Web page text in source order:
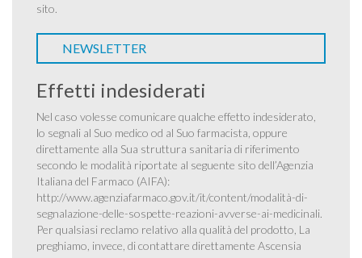
sito.
NEWSLETTER
Effetti indesiderati
Nel caso volesse comunicare qualche effetto indesiderato,
lo segnali al Suo medico od al Suo farmacista, oppure
direttamente alla Sua struttura sanitaria di riferimento
secondo le modalità riportate al seguente sito dell’Agenzia
Italiana del Farmaco (AIFA):
http://www.agenziafarmaco.gov.it/it/content/modalità-di-
segnalazione-delle-sospette-reazioni-avverse-ai-medicinali.
Per qualsiasi reclamo relativo alla qualità del prodotto, La
preghiamo, invece, di contattare direttamente Ascensia